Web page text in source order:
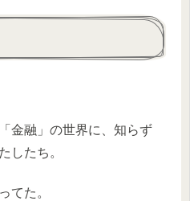
金融」の世界に、知らず
したち。
てた。